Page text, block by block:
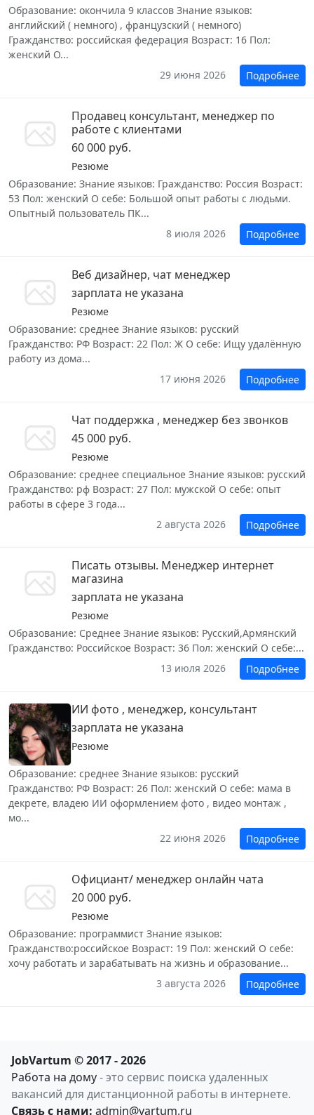
Образование: окончила 9 классов Знание языков:
английский ( немного) , французский ( немного)
Гражданство: российская федерация Возраст: 16 Пол:
женский О...
29 июня 2026
Подробнее
Продавец консультант, менеджер по
работе с клиентами
60 000 руб.
Резюме
Образование: Знание языков: Гражданство: Россия Возраст:
53 Пол: женский О себе: Большой опыт работы с людьми.
Опытный пользователь ПК...
8 июля 2026
Подробнее
Веб дизайнер, чат менеджер
зарплата не указана
Резюме
Образование: среднее Знание языков: русский
Гражданство: РФ Возраст: 22 Пол: Ж О себе: Ищу удалённую
работу из дома...
17 июня 2026
Подробнее
Чат поддержка , менеджер без звонков
45 000 руб.
Резюме
Образование: среднее специальное Знание языков: русский
Гражданство: рф Возраст: 27 Пол: мужской О себе: опыт
работы в сфере 3 года...
2 августа 2026
Подробнее
Писать отзывы. Менеджер интернет
магазина
зарплата не указана
Резюме
Образование: Среднее Знание языков: Русский,Армянский
Гражданство: Российское Возраст: 36 Пол: женский О себе:...
13 июля 2026
Подробнее
ИИ фото , менеджер, консультант
зарплата не указана
Резюме
Образование: среднее Знание языков: русский
Гражданство: РФ Возраст: 26 Пол: женский О себе: мама в
декрете, владею ИИ оформлением фото , видео монтаж ,
мо...
22 июня 2026
Подробнее
Официант/ менеджер онлайн чата
20 000 руб.
Резюме
Образование: программист Знание языков:
Гражданство:российское Возраст: 19 Пол: женский О себе:
хочу работать и зарабатывать на жизнь и образование...
3 августа 2026
Подробнее
JobVartum © 2017 - 2026
Работа на дому- это сервис поиска удаленных
вакансий для дистанционной работы в интернете.
Связь с нами: admin@vartum.ru